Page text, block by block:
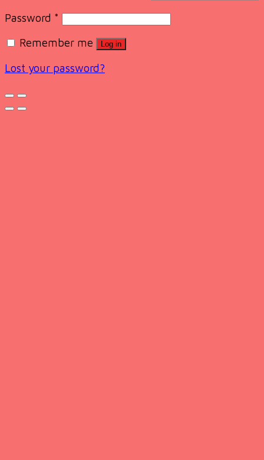
Password *
Remember me
Log in
Lost your password?